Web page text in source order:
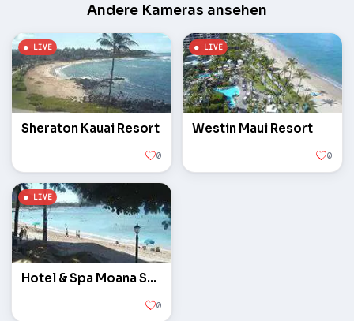
Andere Kameras ansehen
Sheraton Kauai Resort
0
Westin Maui Resort
0
Hotel & Spa Moana Surfrider
0